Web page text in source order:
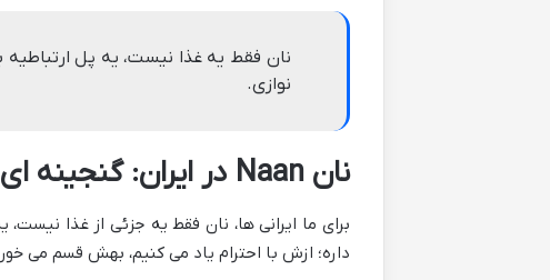
نان فقط یه غذا نیست، یه پل ارتباطیه
نوازی.
نان Naan در ایران: گنجینه ای از طعم و هویت
برای ما ایرانی ها، نان فقط یه جزئی از غذا
داره؛ ازش با احترام یاد می کنیم، بهش قسم می